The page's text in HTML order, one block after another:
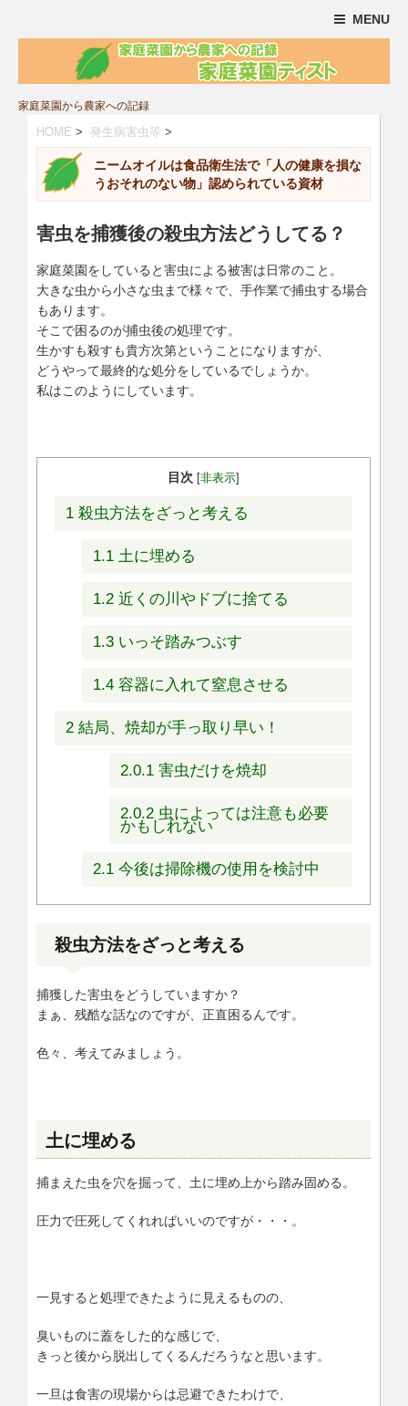
MENU
家庭菜園から農家への記録
HOME > 発生病害虫等 >
ニームオイルは食品衛生法で「人の健康を損な
うおそれのない物」認められている資材
害虫を捕獲後の殺虫方法どうしてる？
家庭菜園をしていると害虫による被害は日常のこと。
大きな虫から小さな虫まで様々で、手作業で捕虫する場合
もあります。
そこで困るのが捕虫後の処理です。
生かすも殺すも貴方次第ということになりますが、
どうやって最終的な処分をしているでしょうか。
私はこのようにしています。
目次 非表示
1 殺虫方法をざっと考える
1.1 土に埋める
1.2 近くの川やドブに捨てる
1.3 いっそ踏みつぶす
1.4 容器に入れて窒息させる
2 結局、焼却が手っ取り早い！
2.0.1 害虫だけを焼却
2.0.2 虫によっては注意も必要
かもしれない
2.1 今後は掃除機の使用を検討中
殺虫方法をざっと考える
捕獲した害虫をどうしていますか？
まぁ、残酷な話なのですが、正直困るんです。
色々、考えてみましょう。
土に埋める
捕まえた虫を穴を掘って、土に埋め上から踏み固める。
圧力で圧死してくれればいいのですが・・・。
一見すると処理できたように見えるものの、
臭いものに蓋をした的な感じで、
きっと後から脱出してくるんだろうなと思います。
一旦は食害の現場からは忌避できたわけで、